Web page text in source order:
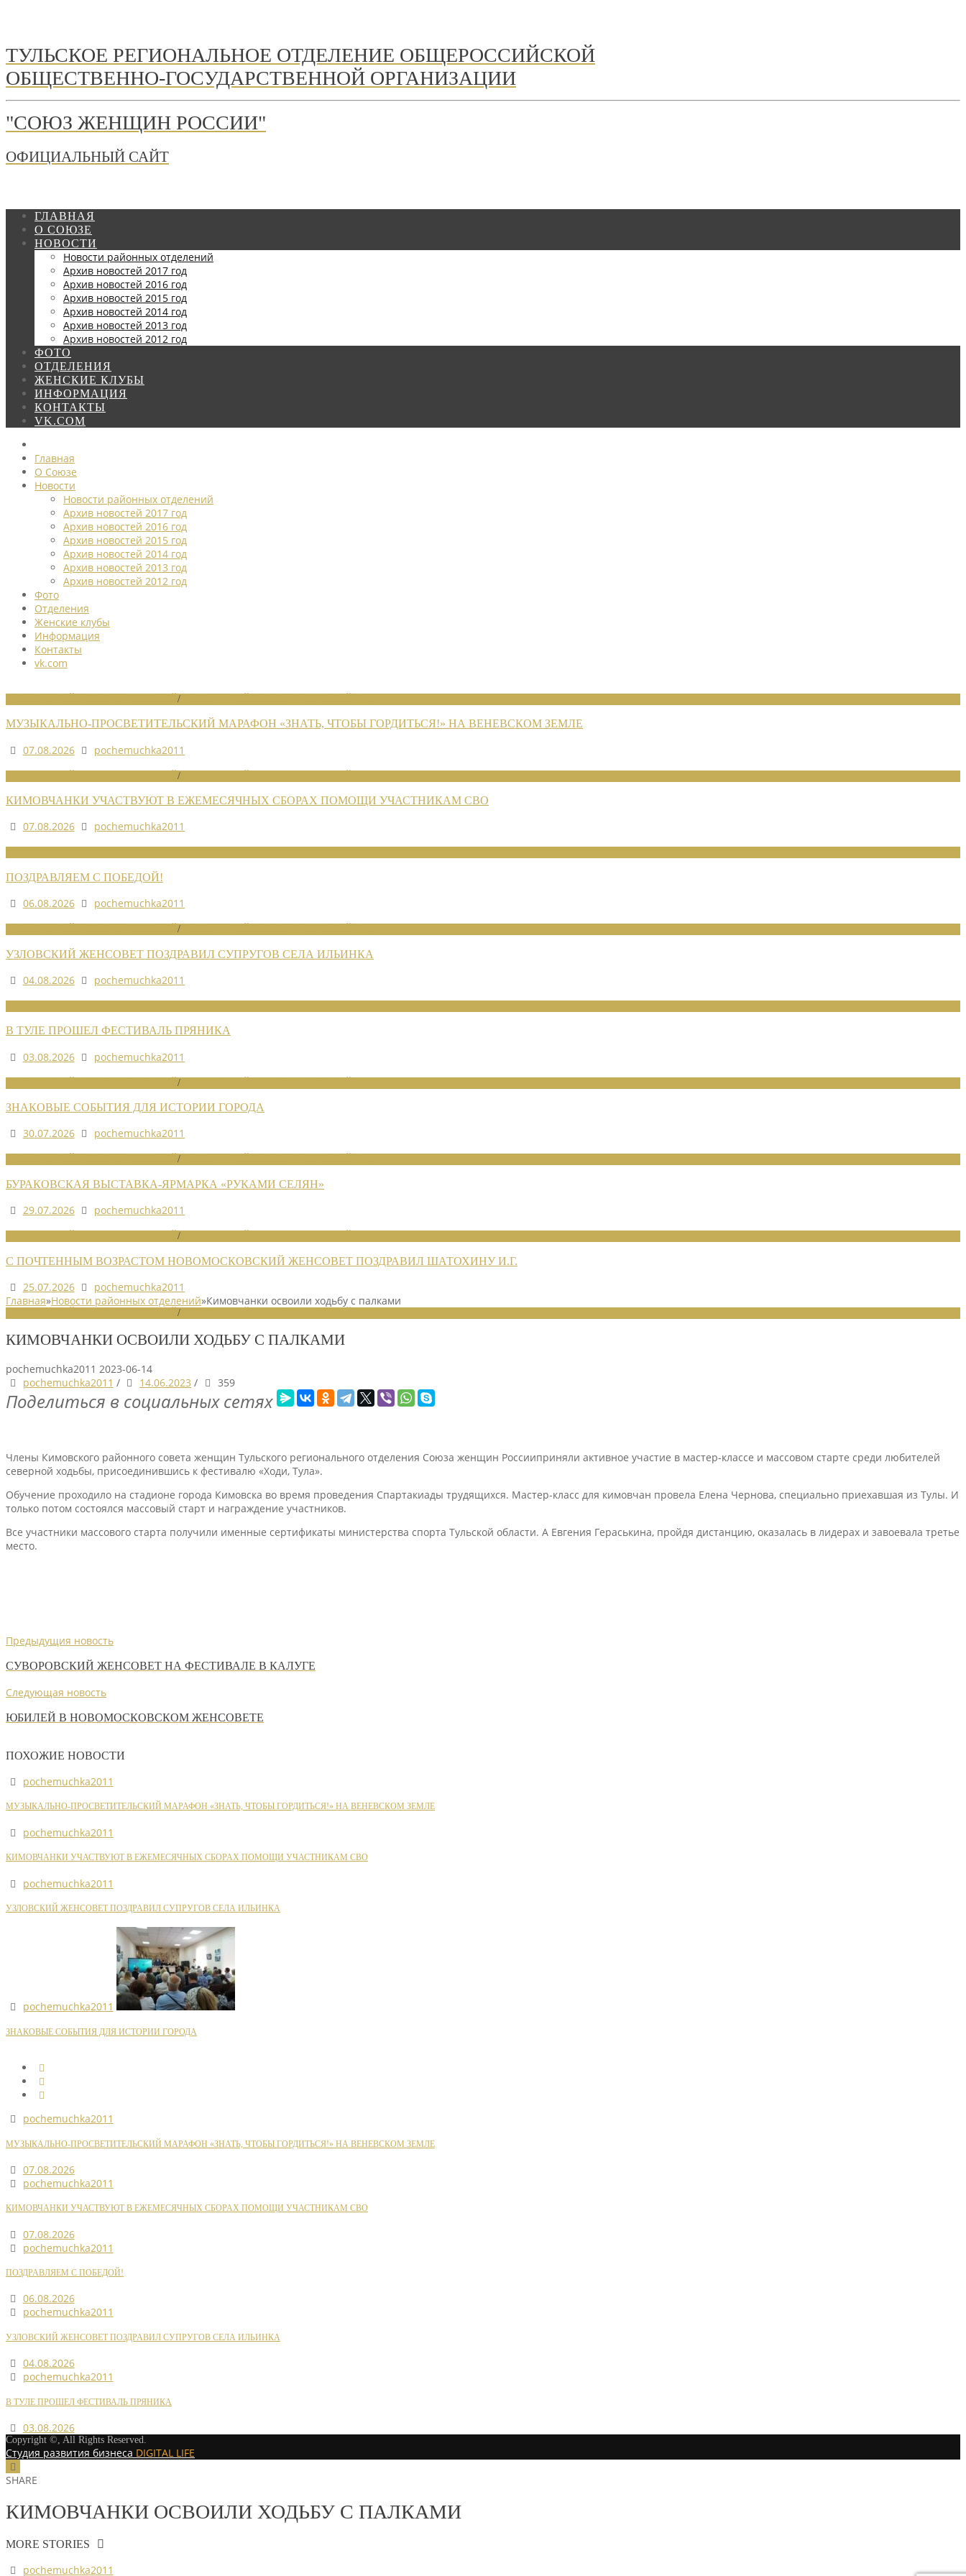
ТУЛЬСКОЕ РЕГИОНАЛЬНОЕ ОТДЕЛЕНИЕ ОБЩЕРОССИЙСКОЙ
ОБЩЕСТВЕННО-ГОСУДАРСТВЕННОЙ ОРГАНИЗАЦИИ
"СОЮЗ ЖЕНЩИН РОССИИ"
ОФИЦИАЛЬНЫЙ САЙТ
ГЛАВНАЯ
О СОЮЗЕ
НОВОСТИ
Новости районных отделений
Архив новостей 2017 год
Архив новостей 2016 год
Архив новостей 2015 год
Архив новостей 2014 год
Архив новостей 2013 год
Архив новостей 2012 год
ФОТО
ОТДЕЛЕНИЯ
ЖЕНСКИЕ КЛУБЫ
ИНФОРМАЦИЯ
КОНТАКТЫ
VK.COM
Главная
О Союзе
Новости
Новости районных отделений
Архив новостей 2017 год
Архив новостей 2016 год
Архив новостей 2015 год
Архив новостей 2014 год
Архив новостей 2013 год
Архив новостей 2012 год
Фото
Отделения
Женские клубы
Информация
Контакты
vk.com
/
МУЗЫКАЛЬНО-ПРОСВЕТИТЕЛЬСКИЙ МАРАФОН «ЗНАТЬ, ЧТОБЫ ГОРДИТЬСЯ!» НА ВЕНЕВСКОМ ЗЕМЛЕ
07.08.2026
pochemuchka2011
/
КИМОВЧАНКИ УЧАСТВУЮТ В ЕЖЕМЕСЯЧНЫХ СБОРАХ ПОМОЩИ УЧАСТНИКАМ СВО
07.08.2026
pochemuchka2011
ПОЗДРАВЛЯЕМ С ПОБЕДОЙ!
06.08.2026
pochemuchka2011
/
УЗЛОВСКИЙ ЖЕНСОВЕТ ПОЗДРАВИЛ СУПРУГОВ СЕЛА ИЛЬИНКА
04.08.2026
pochemuchka2011
В ТУЛЕ ПРОШЕЛ ФЕСТИВАЛЬ ПРЯНИКА
03.08.2026
pochemuchka2011
/
ЗНАКОВЫЕ СОБЫТИЯ ДЛЯ ИСТОРИИ ГОРОДА
30.07.2026
pochemuchka2011
/
БУРАКОВСКАЯ ВЫСТАВКА-ЯРМАРКА «РУКАМИ СЕЛЯН»
29.07.2026
pochemuchka2011
/
С ПОЧТЕННЫМ ВОЗРАСТОМ НОВОМОСКОВСКИЙ ЖЕНСОВЕТ ПОЗДРАВИЛ ШАТОХИНУ И.Г.
25.07.2026
pochemuchka2011
Главная»Новости районных отделений»Кимовчанки освоили ходьбу с палками
/
КИМОВЧАНКИ ОСВОИЛИ ХОДЬБУ С ПАЛКАМИ
pochemuchka2011 2023-06-14
pochemuchka2011 / 14.06.2023 / 359
Поделиться в социальных сетях
Члены Кимовского районного совета женщин Тульского регионального отделения Союза женщин Россииприняли активное участие в мастер-классе и массовом старте среди любителей
северной ходьбы, присоединившись к фестивалю «Ходи, Тула».
Обучение проходило на стадионе города Кимовска во время проведения Спартакиады трудящихся. Мастер-класс для кимовчан провела Елена Чернова, специально приехавшая из Тулы. И
только потом состоялся массовый старт и награждение участников.
Все участники массового старта получили именные сертификаты министерства спорта Тульской области. А Евгения Гераськина, пройдя дистанцию, оказалась в лидерах и завоевала третье
место.
Предыдущия новость
СУВОРОВСКИЙ ЖЕНСОВЕТ НА ФЕСТИВАЛЕ В КАЛУГЕ
Следующая новость
ЮБИЛЕЙ В НОВОМОСКОВСКОМ ЖЕНСОВЕТЕ
ПОХОЖИЕ НОВОСТИ
pochemuchka2011
МУЗЫКАЛЬНО-ПРОСВЕТИТЕЛЬСКИЙ МАРАФОН «ЗНАТЬ, ЧТОБЫ ГОРДИТЬСЯ!» НА ВЕНЕВСКОМ ЗЕМЛЕ
pochemuchka2011
КИМОВЧАНКИ УЧАСТВУЮТ В ЕЖЕМЕСЯЧНЫХ СБОРАХ ПОМОЩИ УЧАСТНИКАМ СВО
pochemuchka2011
УЗЛОВСКИЙ ЖЕНСОВЕТ ПОЗДРАВИЛ СУПРУГОВ СЕЛА ИЛЬИНКА
pochemuchka2011
ЗНАКОВЫЕ СОБЫТИЯ ДЛЯ ИСТОРИИ ГОРОДА
pochemuchka2011
МУЗЫКАЛЬНО-ПРОСВЕТИТЕЛЬСКИЙ МАРАФОН «ЗНАТЬ, ЧТОБЫ ГОРДИТЬСЯ!» НА ВЕНЕВСКОМ ЗЕМЛЕ
07.08.2026
pochemuchka2011
КИМОВЧАНКИ УЧАСТВУЮТ В ЕЖЕМЕСЯЧНЫХ СБОРАХ ПОМОЩИ УЧАСТНИКАМ СВО
07.08.2026
pochemuchka2011
ПОЗДРАВЛЯЕМ С ПОБЕДОЙ!
06.08.2026
pochemuchka2011
УЗЛОВСКИЙ ЖЕНСОВЕТ ПОЗДРАВИЛ СУПРУГОВ СЕЛА ИЛЬИНКА
04.08.2026
pochemuchka2011
В ТУЛЕ ПРОШЕЛ ФЕСТИВАЛЬ ПРЯНИКА
03.08.2026
Copyright ©, All Rights Reserved.
Студия развития бизнеса DIGITAL LIFE
SHARE
КИМОВЧАНКИ ОСВОИЛИ ХОДЬБУ С ПАЛКАМИ
MORE STORIES
pochemuchka2011